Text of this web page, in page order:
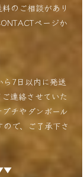
のご相談があり
ページか
ら7日以内に発送
連絡させていた
チやダンボール
で、ご了承下さ